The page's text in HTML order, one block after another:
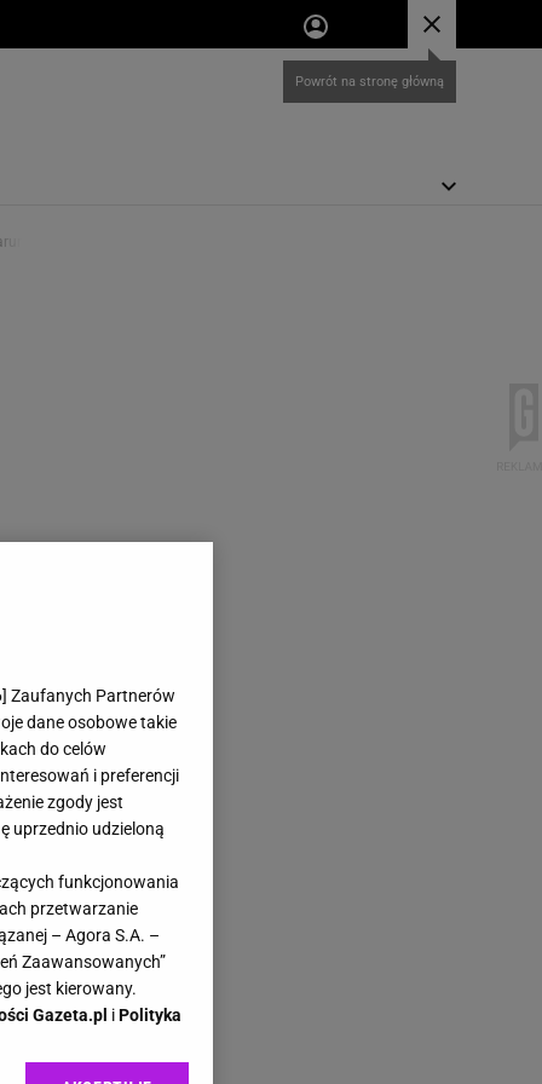
] Zaufanych Partnerów
dane osobowe takie
do celów
i preferencji
zgody jest
uprzednio udzieloną
funkcjonowania
przetwarzanie
– Agora S.A. –
Zaawansowanych”
jest kierowany.
Gazeta.pl iPolityka